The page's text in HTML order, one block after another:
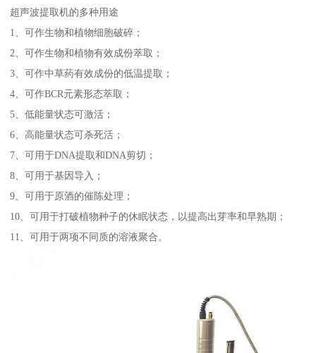
超声波提取机的多种用途
1、可作生物和植物细胞破碎；
2、可作生物和植物有效成份萃取；
3、可作中草药有效成份的低温提取；
4、可作BCR元素形态萃取；
5、低能量状态可激活；
6、高能量状态可杀死活；
7、可用于DNA提取和DNA剪切；
8、可用于基因导入；
9、可用于原酒的催陈处理；
10、可用于打破植物种子的休眠状态，以提高出芽率和早熟期；
11、可用于两项不同质的溶液聚合。